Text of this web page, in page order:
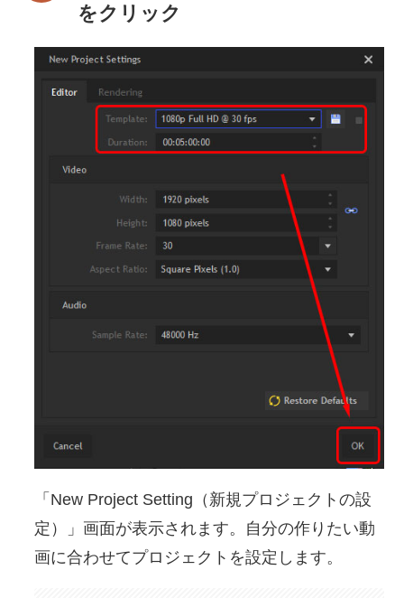
をクリック
「New Project Setting（新規プロジェクトの設
定）」画面が表示されます。自分の作りたい動
画に合わせてプロジェクトを設定します。